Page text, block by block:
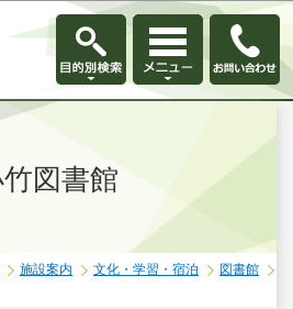
ージの本文へ移動
図書館
施設案内 文化・学習・宿泊
図書館